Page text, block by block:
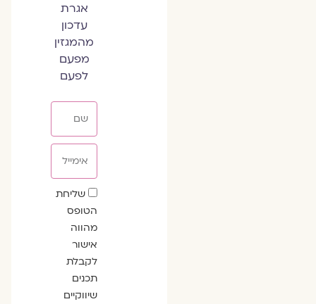
אגרת
עדכון
מהמגזין
מפעם
לפעם
שדה
הסכמה
שליחת
הטופס
מהווה
אישור
לקבלת
תכנים
שיווקיים